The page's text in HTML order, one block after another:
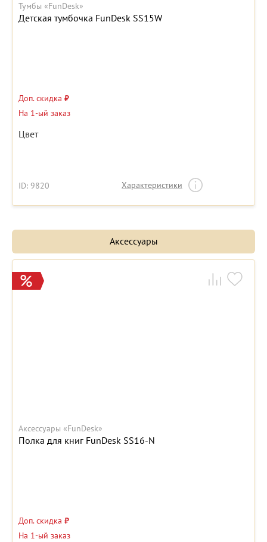
Тумбы «FunDesk»
Детская тумбочка FunDesk SS15W
Доп. скидка ₽
На 1-ый заказ
Цвет
ID: 9820 Характеристики
Аксессуары
Аксессуары «FunDesk»
Полка для книг FunDesk SS16-N
Доп. скидка ₽
На 1-ый заказ